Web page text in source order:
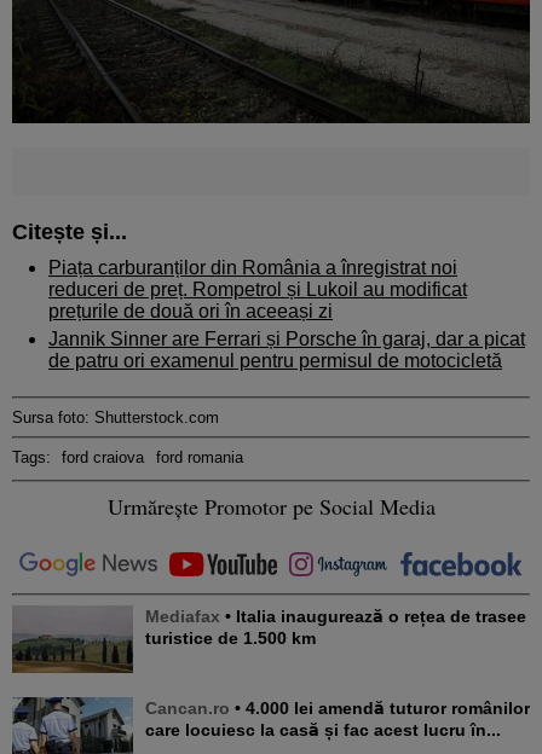
Citește și...
Piața carburanților din România a înregistrat noi
reduceri de preț. Rompetrol și Lukoil au modificat
prețurile de două ori în aceeași zi
Jannik Sinner are Ferrari și Porsche în garaj, dar a picat
de patru ori examenul pentru permisul de motocicletă
Sursa foto: Shutterstock.com
Tags: ford craiova ford romania
Urmărește Promotor pe Social Media
Mediafax • Italia inaugurează o rețea de trasee
turistice de 1.500 km
Cancan.ro • 4.000 lei amendă tuturor românilor
care locuiesc la casă și fac acest lucru în...